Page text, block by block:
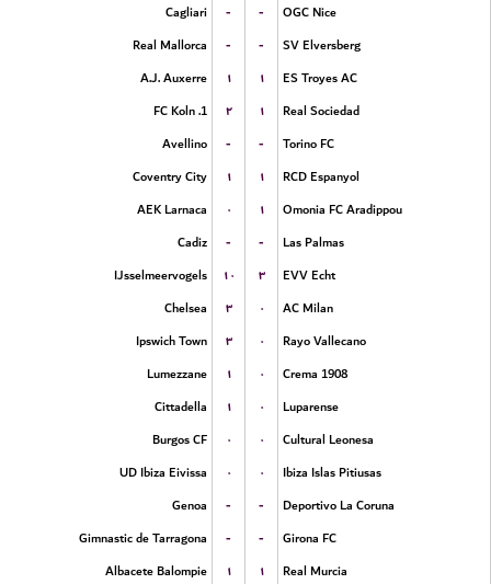
Cagliari
- -
OGC Nice
Real Mallorca
- -
SV Elversberg
A.J. Auxerre
۱ ۱
ES Troyes AC
1. FC Koln
۲ ۱
Real Sociedad
Avellino
- -
Torino FC
Coventry City
۱ ۱
RCD Espanyol
AEK Larnaca
۰ ۱
Omonia FC Aradippou
Cadiz
- -
Las Palmas
IJsselmeervogels
۱۰ ۳
EVV Echt
Chelsea
۳ ۰
AC Milan
Ipswich Town
۳ ۰
Rayo Vallecano
Lumezzane
۱ ۰
Crema 1908
Cittadella
۱ ۰
Luparense
Burgos CF
۰ ۰
Cultural Leonesa
UD Ibiza Eivissa
۰ ۰
Ibiza Islas Pitiusas
Genoa
- -
Deportivo La Coruna
Gimnastic de Tarragona
- -
Girona FC
Albacete Balompie
۱ ۱
Real Murcia